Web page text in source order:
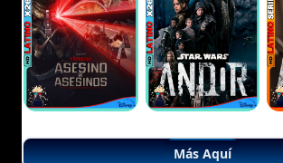
Más Aquí